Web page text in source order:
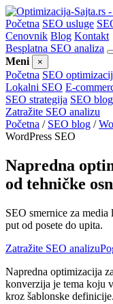
Početna SEO usluge
Cenovnik Blog Kontakt
Besplatna SEO analiza
Meni
×
Početna SEO
Lokalni SEO E-
SEO strategija SEO blog
Zatražite SEO analizu
Početna / SEO blog /
WordPress SEO
Napredna
od tehničke
SEO smernice za
put od posete do upita.
Zatražite SEO analizu
Napredna optimizacija
konverzija je tema koju
kroz šablonske